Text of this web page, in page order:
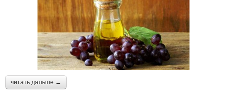
читать дальше →